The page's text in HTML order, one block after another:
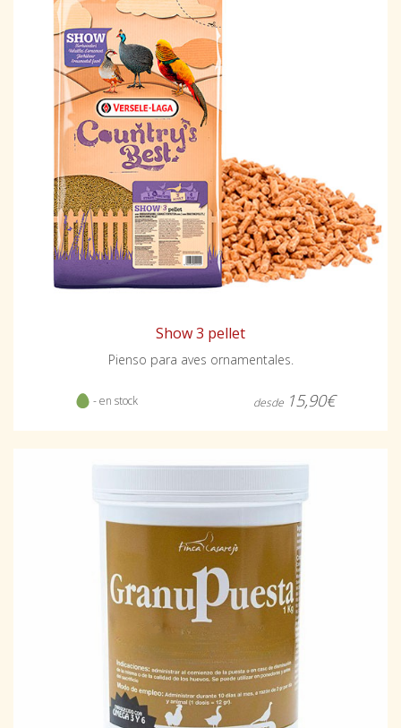
Show 3 pellet
Pienso para aves ornamentales.
- en stock desde 15,90€